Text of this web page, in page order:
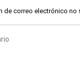
de correo electrónico no